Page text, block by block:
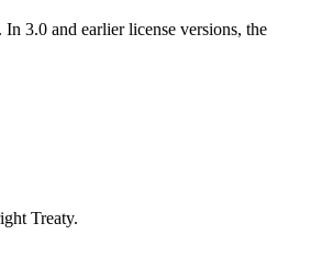
3.0 and earlier license versions, the
Treaty.